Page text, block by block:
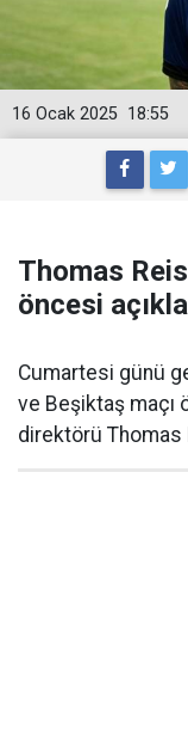
18:55
16 Ocak 2025
Thomas
öncesi
Cumartesi günü
ve Beşiktaş maçı
direktörü Thomas